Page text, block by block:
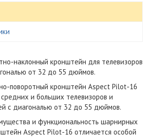
наклонный кронштейн для телевизоров
от 32 до 55 дюймов.
поворотный кронштейн Aspect Pilot-16
и больших телевизоров и
с диагональю от 32 до 55 дюймов.
и функциональность шарнирных
Aspect Pilot-16 отличается особой